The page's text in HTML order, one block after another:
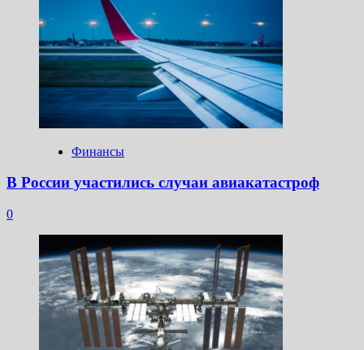
Финансы
В России участились случаи авиакатастроф
0